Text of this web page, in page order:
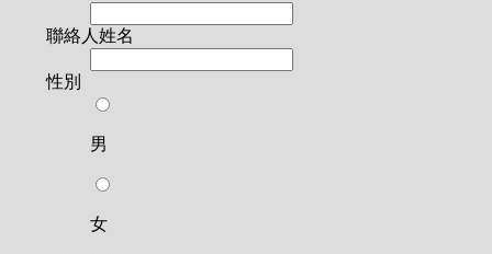
聯絡人姓名
性別
男
女